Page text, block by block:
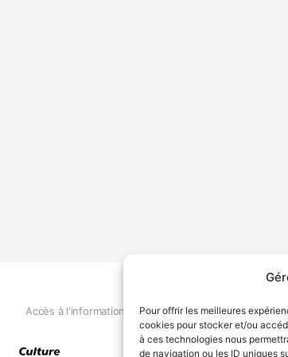
Pour offrir les meilleures
cookies pour stocker et/ou
à ces technologies nous
de navigation ou les ID uniques
Accès à l'information Déclaration de services